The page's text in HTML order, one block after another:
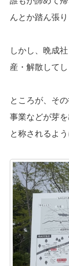
んとか踏ん張り
しかし、晩成
産・解散してし
ところが、そ
事業などが芽
と称されるよ